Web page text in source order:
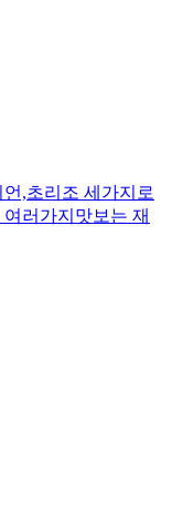
,초리조 세가지로
러가지맛보는 재